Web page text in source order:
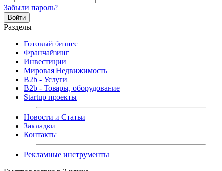
Забыли пароль?
Войти
Разделы
Готовый бизнес
Франчайзинг
Инвестиции
Мировая Недвижимость
B2b - Услуги
B2b - Товары, оборудование
Startup проекты
Новости и Статьи
Закладки
Контакты
Рекламные инструменты